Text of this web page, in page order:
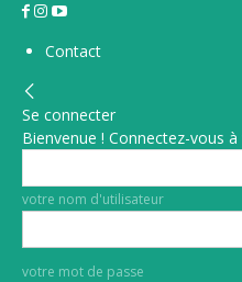
Contact
Se connecter
Bienvenue ! Connectez-vous
votre nom d'utilisateur
votre mot de passe